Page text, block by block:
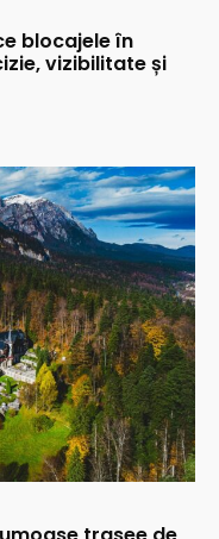
blocajele în
vizibilitate și